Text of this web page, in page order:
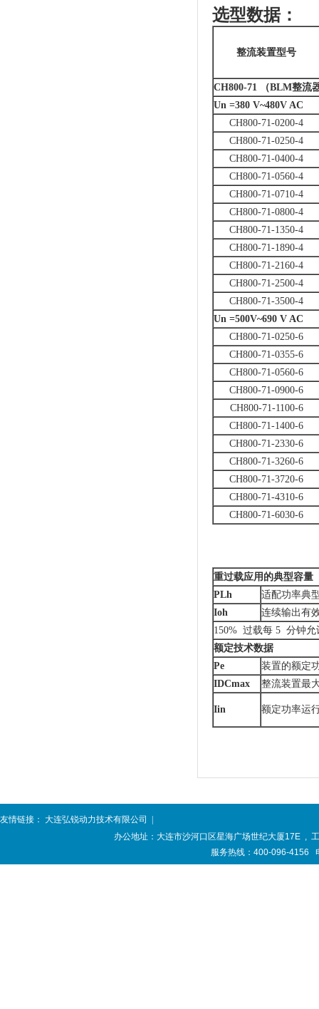
选型数据：
整流装置型号
CH800-71 （BLM整流
Un =380 V~480V AC
CH800-71-0200-4
CH800-71-0250-4
CH800-71-0400-4
CH800-71-0560-4
CH800-71-0710-4
CH800-71-0800-4
CH800-71-1350-4
CH800-71-1890-4
CH800-71-2160-4
CH800-71-2500-4
CH800-71-3500-4
Un =500V~690 V AC
CH800-71-0250-6
CH800-71-0355-6
CH800-71-0560-6
CH800-71-0900-6
CH800-71-1100-6
CH800-71-1400-6
CH800-71-2330-6
CH800-71-3260-6
CH800-71-3720-6
CH800-71-4310-6
CH800-71-6030-6
重过载应用的典型容量
PLh
适配功率典
Ioh
连续输出有
150% 过载每 5 分钟
额定技术数据
Pe
装置的额定
IDCmax 整流装置最
Iin 额定功率运
友情链接： 大连弘锐动力技术有限公司
办公地址：大连市沙河口区星海广场世纪大厦17E ,
服务热线：400-096-4156